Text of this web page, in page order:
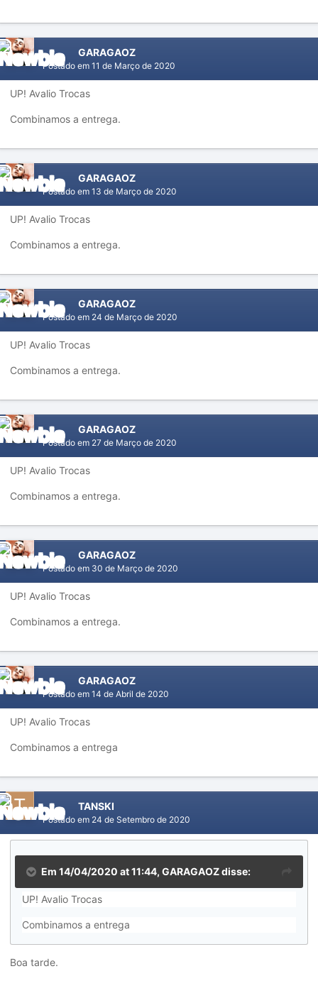
GARAGAOZ
Postado em 11 de Março de 2020
UP! Avalio Trocas
Combinamos a entrega.
GARAGAOZ
Postado em 13 de Março de 2020
UP! Avalio Trocas
Combinamos a entrega.
GARAGAOZ
Postado em 24 de Março de 2020
UP! Avalio Trocas
Combinamos a entrega.
GARAGAOZ
Postado em 27 de Março de 2020
UP! Avalio Trocas
Combinamos a entrega.
GARAGAOZ
Postado em 30 de Março de 2020
UP! Avalio Trocas
Combinamos a entrega.
GARAGAOZ
Postado em 14 de Abril de 2020
UP! Avalio Trocas
Combinamos a entrega
TANSKI
Postado em 24 de Setembro de 2020
Em 14/04/2020 at 11:44, GARAGAOZdisse:
UP! Avalio Trocas
Combinamos a entrega
Boa tarde.